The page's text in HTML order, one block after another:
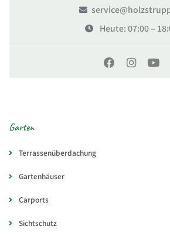
Heute: 07:00 –
Garten
Terrassenüberdachung
Gartenhäuser
Carports
Sichtschutz